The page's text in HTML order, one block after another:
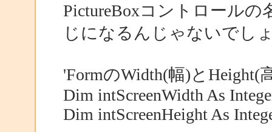
PictureBoxコントロール
じになるんじゃないでし
'FormのWidth(幅)とHeight(
Dim intScreenWidth As
Dim intScreenHeight As